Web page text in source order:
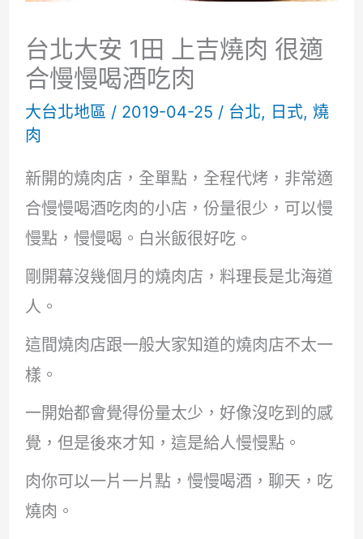
台北大安 1田 上吉燒肉 很適
合慢慢喝酒吃肉
大台北地區 / 2019-04-25 / 台北, 日式, 燒
肉
新開的燒肉店，全單點，全程代烤，非常適
合慢慢喝酒吃肉的小店，份量很少，可以慢
慢點，慢慢喝。白米飯很好吃。
剛開幕沒幾個月的燒肉店，料理長是北海道
人。
這間燒肉店跟一般大家知道的燒肉店不太一
樣。
一開始都會覺得份量太少，好像沒吃到的感
覺，但是後來才知，這是給人慢慢點。
肉你可以一片一片點，慢慢喝酒，聊天，吃
燒肉。